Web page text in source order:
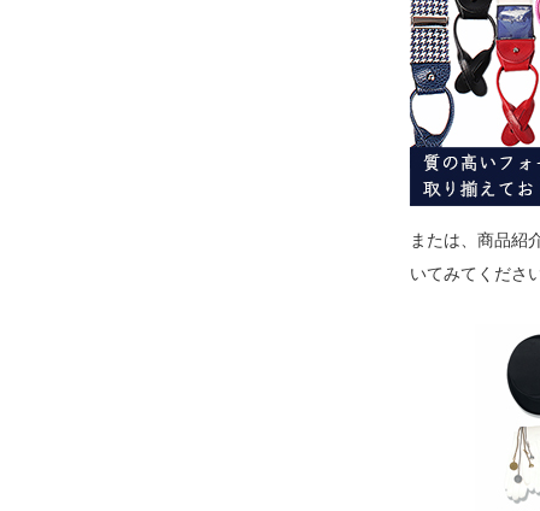
または、商品紹
いてみてくださ